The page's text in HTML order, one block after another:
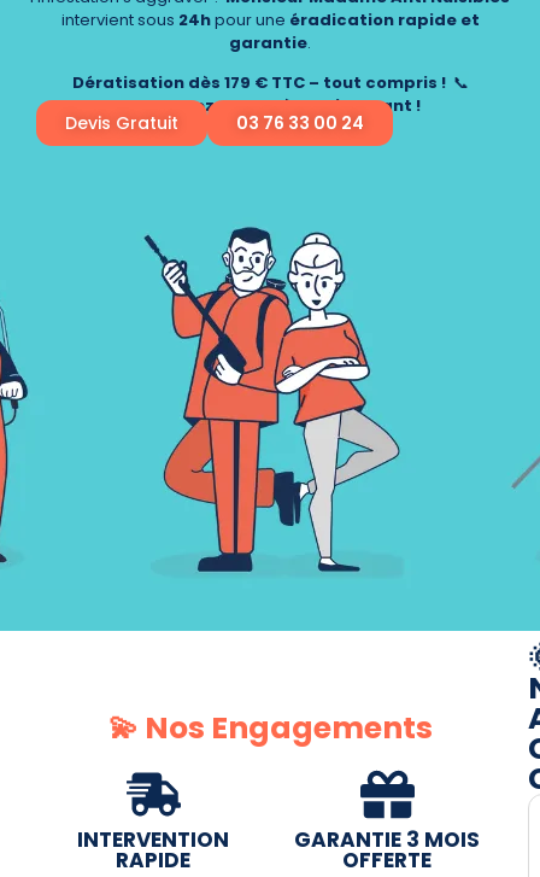
intervient sous 24hpour une éradication rapide et
garantie.
Dératisation dès 179 € TTC – tout compris ! 📞
Contactez-nous dès maintenant !
Devis Gratuit 03 76 33 00 24
💫 Nos Engagements
INTERVENTION
RAPIDE
GARANTIE 3 MOIS
OFFERTE